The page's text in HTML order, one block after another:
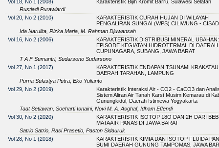
Vol 18, No 1 (2008)
Karakteristik Bijih Kromit Barru, Sulawesi Selatan
Rustiadi Purawiardi
Vol 20, No 2 (2010)
KARAKTERISTIK CURAH HUJAN DI WILAYAH
PENGALIRAN SUNGAI (WPS) CILIWUNG -
Ida Narulita, Rizka Maria, M. Rahman Djuwansah
Vol 16, No 2 (2006)
KARAKTERISTIK DISTRIBUSI MINERAL
EPISODE KEGIATAN HIDROTERMAL DI DAERAH
CUPUNAGARA, SUBANG, JAWA BARAT
T A F Sumantri, Sudarsono Sudarsono
Vol 27, No 1 (2017)
KARAKTERISTIK ENDAPAN TSUNAMI
DAERAH TARAHAN, LAMPUNG
Purna Sulastya Putra, Eko Yulianto
Vol 29, No 2 (2019)
Karakteristik Interaksi Air - CO2 - CaCO3 dan
Sistem Aliran Air Tanah Karst Musim Kemarau di
Gunungkidul, Daerah Istimewa Yogyakarta
Taat Setiawan, Soeharti Isnaini, Novi M. A. Asghaf, Idham Effendi
Vol 30, No 2 (2020)
KARAKTERISTIK ISOTOP 18O DAN 2H DARI
MATAAIR PANAS DI JAWA BARAT
Satrio Satrio, Rasi Prasetio, Paston Sidauruk
Vol 28, No 1 (2018)
KARAKTERISTIK KIMIA DAN ISOTOP FLUIDA
BUMI DAERAH GUNUNG TAMPOMAS, JAWA